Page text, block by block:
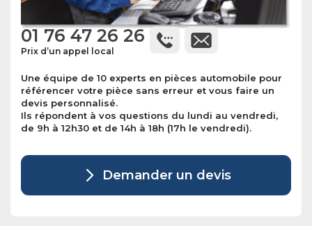
01 76 47 26 26
Prix d’un appel local
Une équipe de 10 experts en pièces automobile pour
référencer votre pièce sans erreur et vous faire un
devis personnalisé.
Ils répondent à vos questions du lundi au vendredi,
de 9h à 12h30 et de 14h à 18h (17h le vendredi).
Demander un devis